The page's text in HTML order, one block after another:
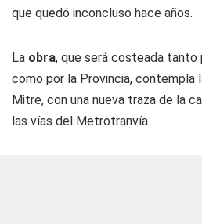
que quedó inconcluso hace años.
La obra, que será costeada tanto
como por la Provincia, contempla
Mitre, con una nueva traza de la
las vías del Metrotranvía.